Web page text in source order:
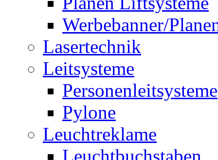
Werbebanner/
Lasertechnik
Leitsysteme
Personenleitsysteme
Pylone
Leuchtreklame
Leuchtbuchstaben